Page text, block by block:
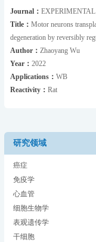
研究领域
癌症
免疫学
心血管
细胞生物学
表观遗传学
干细胞
Journal：
Title： Motor neurons
degeneration by reversibly
Author： Zhaoyang Wu
Year： 2022
Applications： WB
Reactivity： Rat